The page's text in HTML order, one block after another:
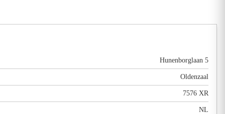
Hunenborglaan 5
Oldenzaal
7576 XR
NL